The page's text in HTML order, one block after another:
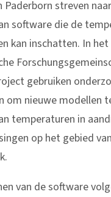
Paderborn streven
software die de
kan inschatten. In het
gebruiken
om nieuwe modellen
temperaturen in
op het gebied van
van de software